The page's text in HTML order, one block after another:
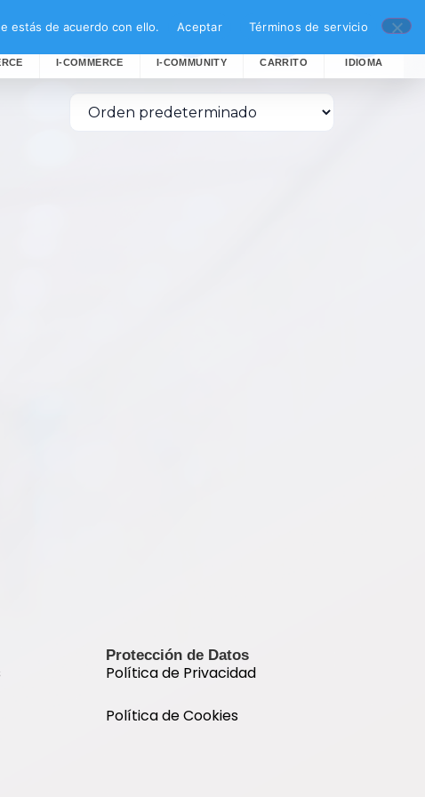
I-COMMERCE I-COMMUNITY CARRITO IDIOMA
Protección de Datos
Política de Privacidad
Política de Cookies
estás de acuerdo con ello. Aceptar Términos de servicio